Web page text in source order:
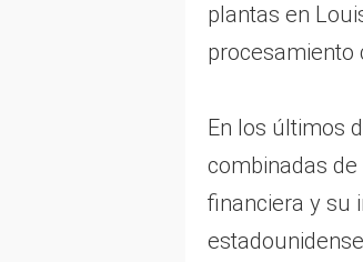
plantas en
procesamiento
En los últimos
combinadas
financiera y su